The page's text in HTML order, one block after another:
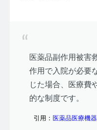
医薬品副作用被害
作用で入院が必要
じた場合、医療費
的な制度です。
引用： 医薬品医療機